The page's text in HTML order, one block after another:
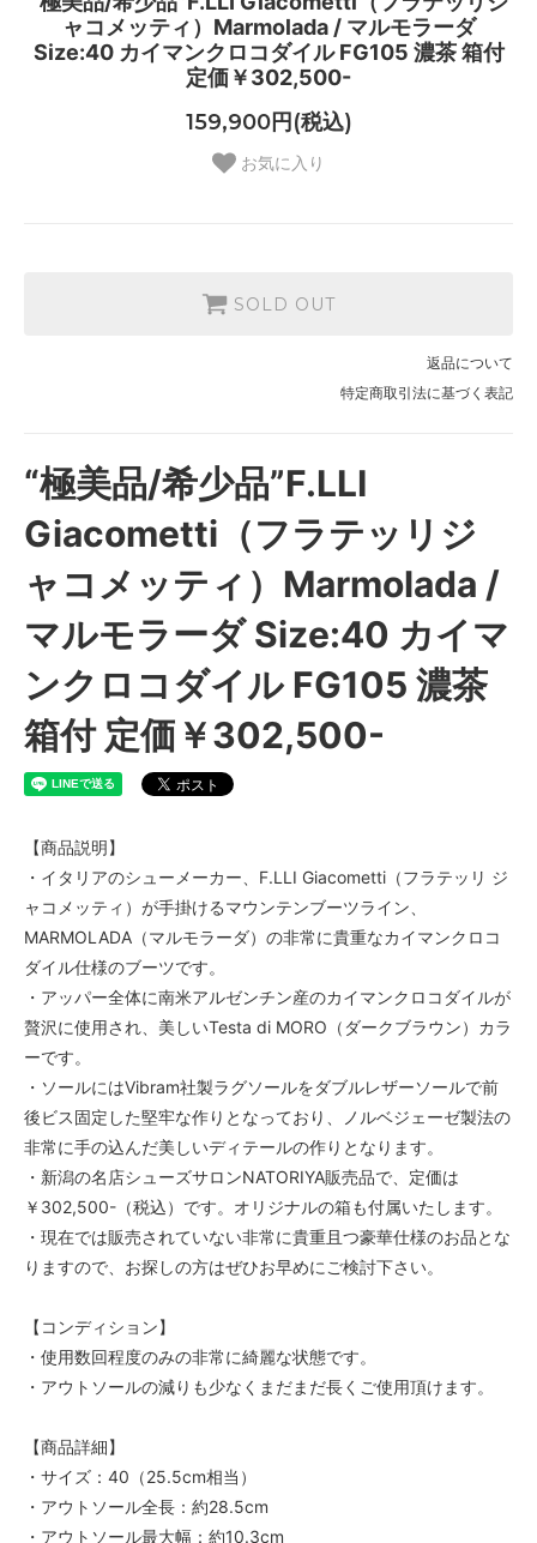
ャコメッティ）Marmolada / マルモラーダ
Size:40 カイマンクロコダイル FG105 濃茶 箱付
定価￥302,500-
159,900円(税込)
お気に入り
SOLD OUT
返品について
特定商取引法に基づく表記
“極美品/希少品”F.LLI
Giacometti（フラテッリジ
ャコメッティ）Marmolada /
マルモラーダ Size:40 カイマ
ンクロコダイル FG105 濃茶
箱付 定価￥302,500-
【商品説明】
・イタリアのシューメーカー、F.LLI Giacometti（フラテッリ ジ
ャコメッティ）が手掛けるマウンテンブーツライン、
MARMOLADA（マルモラーダ）の非常に貴重なカイマンクロコ
ダイル仕様のブーツです。
・アッパー全体に南米アルゼンチン産のカイマンクロコダイルが
贅沢に使用され、美しいTesta di MORO（ダークブラウン）カラ
ーです。
・ソールにはVibram社製ラグソールをダブルレザーソールで前
後ビス固定した堅牢な作りとなっており、ノルベジェーゼ製法の
非常に手の込んだ美しいディテールの作りとなります。
・新潟の名店シューズサロンNATORIYA販売品で、定価は
￥302,500-（税込）です。オリジナルの箱も付属いたします。
・現在では販売されていない非常に貴重且つ豪華仕様のお品とな
りますので、お探しの方はぜひお早めにご検討下さい。
【コンディション】
・使用数回程度のみの非常に綺麗な状態です。
・アウトソールの減りも少なくまだまだ長くご使用頂けます。
【商品詳細】
・サイズ：40（25.5cm相当）
・アウトソール全長：約28.5cm
・アウトソール最大幅：約10.3cm